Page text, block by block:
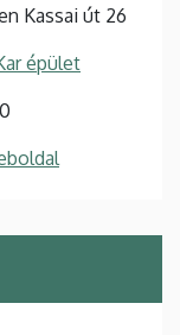
Kassai út 26
épület